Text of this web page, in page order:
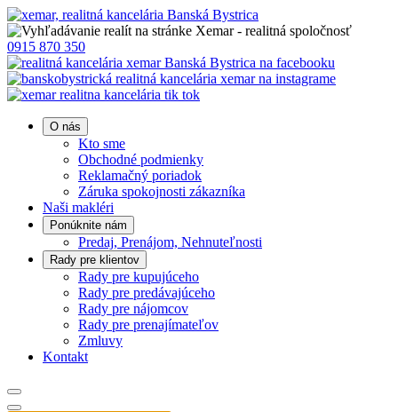
0915 870 350
O nás
Kto sme
Obchodné podmienky
Reklamačný poriadok
Záruka spokojnosti zákazníka
Naši makléri
Ponúknite nám
Predaj, Prenájom, Nehnuteľnosti
Rady pre klientov
Rady pre kupujúceho
Rady pre predávajúceho
Rady pre nájomcov
Rady pre prenajímateľov
Zmluvy
Kontakt